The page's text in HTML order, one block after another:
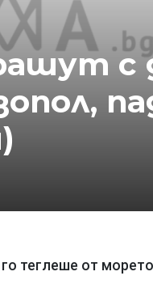
с
теглеше от